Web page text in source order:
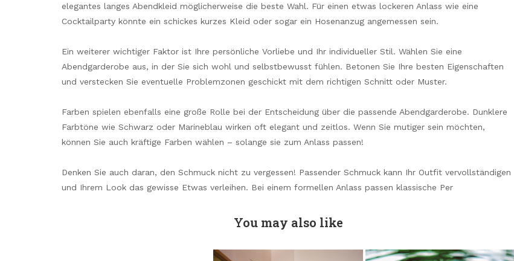
elegantes langes Abendkleid möglicherweise die beste Wahl. Für einen etwas lockeren Anlass wie eine
Cocktailparty könnte ein schickes kurzes Kleid oder sogar ein Hosenanzug angemessen sein.
Ein weiterer wichtiger Faktor ist Ihre persönliche Vorliebe und Ihr individueller Stil. Wählen Sie eine
Abendgarderobe aus, in der Sie sich wohl und selbstbewusst fühlen. Betonen Sie Ihre besten Eigenschaften
und verstecken Sie eventuelle Problemzonen geschickt mit dem richtigen Schnitt oder Muster.
Farben spielen ebenfalls eine große Rolle bei der Entscheidung über die passende Abendgarderobe. Dunklere
Farbtöne wie Schwarz oder Marineblau wirken oft elegant und zeitlos. Wenn Sie mutiger sein möchten,
können Sie auch kräftige Farben wählen – solange sie zum Anlass passen!
Denken Sie auch daran, den Schmuck nicht zu vergessen! Passender Schmuck kann Ihr Outfit vervollständigen
und Ihrem Look das gewisse Etwas verleihen. Bei einem formellen Anlass passen klassische Per
You may also like